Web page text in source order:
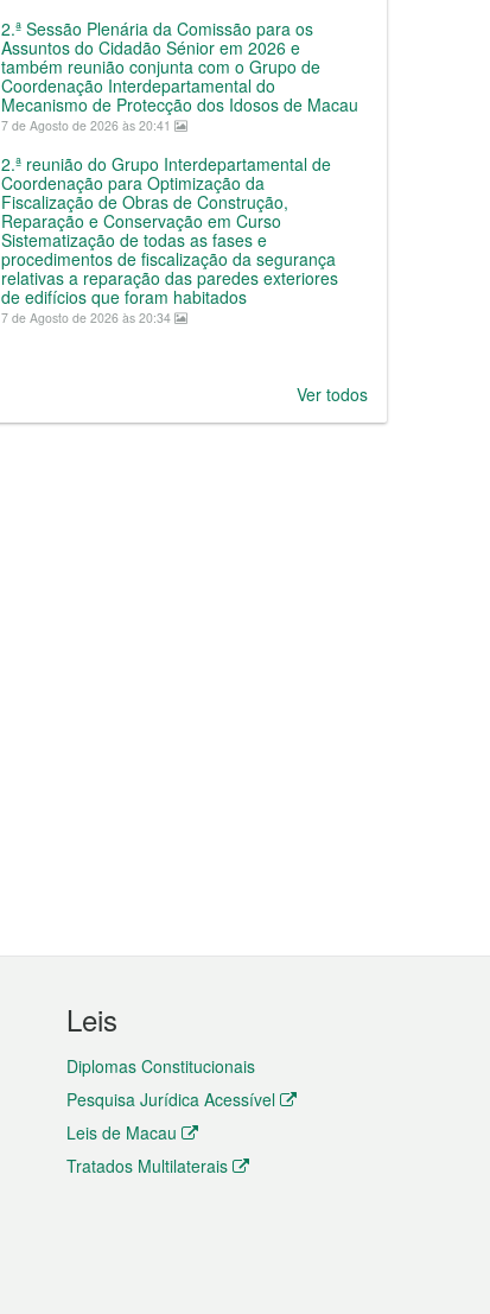
2.ª Sessão Plenária da Comissão para os
Assuntos do Cidadão Sénior em 2026 e
também reunião conjunta com o Grupo de
Coordenação Interdepartamental do
Mecanismo de Protecção dos Idosos de Macau
7 de Agosto de 2026 às 20:41
2.ª reunião do Grupo Interdepartamental de
Coordenação para Optimização da
Fiscalização de Obras de Construção,
Reparação e Conservação em Curso
Sistematização de todas as fases e
procedimentos de fiscalização da segurança
relativas a reparação das paredes exteriores
de edifícios que foram habitados
7 de Agosto de 2026 às 20:34
Ver todos
Leis
Diplomas Constitucionais
Pesquisa Jurídica Acessível
Leis de Macau
Tratados Multilaterais